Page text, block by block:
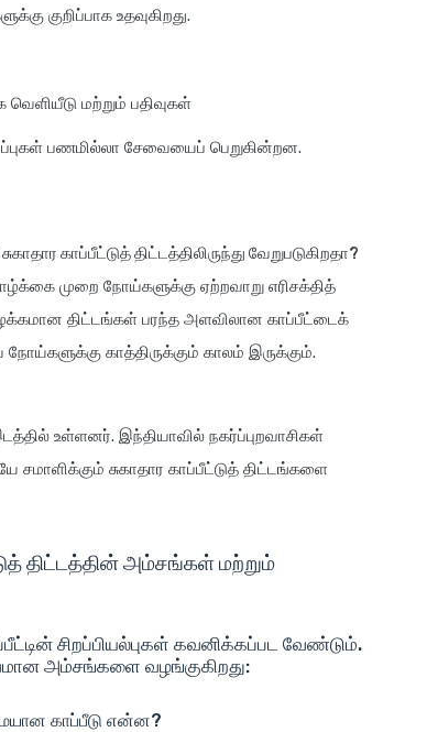
குறிப்பாக உதவுகிறது.
மற்றும் பதிவுகள்
பணமில்லா சேவையைப் பெறுகின்றன.
காப்பீட்டுத் திட்டத்திலிருந்து வேறுபடுகிறதா?
முறை நோய்களுக்கு ஏற்றவாறு எரிசக்தித்
திட்டங்கள் பரந்த அளவிலான காப்பீட்டைக்
காத்திருக்கும் காலம் இருக்கும்.
உள்ளனர். இந்தியாவில் நகர்ப்புறவாசிகள்
சுகாதார காப்பீட்டுத் திட்டங்களை
திட்டத்தின் அம்சங்கள் மற்றும்
சிறப்பியல்புகள் கவனிக்கப்பட வேண்டும்.
அம்சங்களை வழங்குகிறது:
காப்பீடு என்ன?